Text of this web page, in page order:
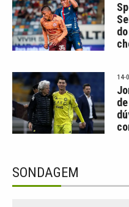
14-
SONDAGEM